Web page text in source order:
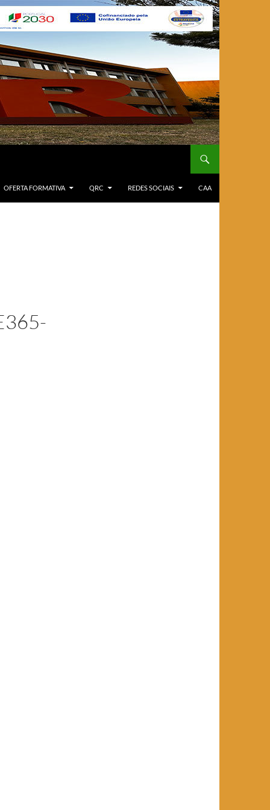
OFERTA FORMATIVA QRC REDES SOCIAIS CAA